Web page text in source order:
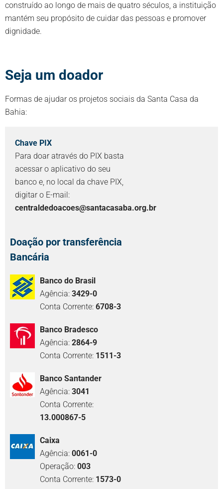
construído ao longo de mais de quatro séculos, a instituição
mantém seu propósito de cuidar das pessoas e promover
dignidade.
Seja um doador
Formas de ajudar os projetos sociais da Santa Casa da
Bahia:
Chave PIX
Para doar através do PIX basta
acessar o aplicativo do seu
banco e, no local da chave PIX,
digitar o E-mail:
centraldedoacoes@santacasaba.org.br
Doação por transferência
Bancária
Banco do Brasil
Agência: 3429-0
Conta Corrente: 6708-3
Banco Bradesco
Agência: 2864-9
Conta Corrente: 1511-3
Banco Santander
Agência: 3041
Conta Corrente:
13.000867-5
Caixa
Agência: 0061-0
Operação: 003
Conta Corrente: 1573-0